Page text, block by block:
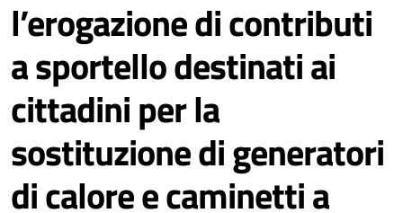
l’erogazione di contributi
a sportello destinati ai
cittadini per la
sostituzione di generatori
di calore e caminetti a